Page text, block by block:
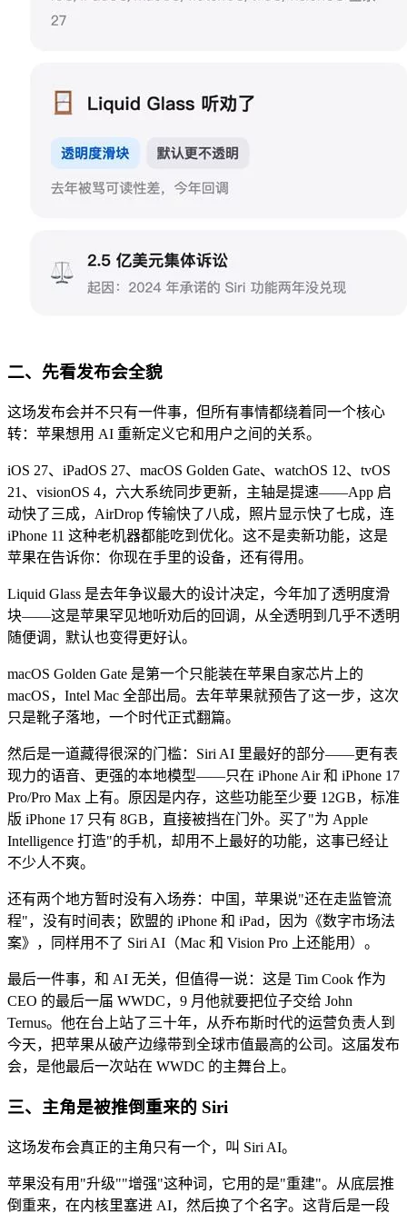
二、先看发布会全貌
这场发布会并不只有一件事，但所有事情都绕着同一个核心
转：苹果想用 AI 重新定义它和用户之间的关系。
iOS 27、iPadOS 27、macOS Golden Gate、watchOS 12、tvOS
21、visionOS 4，六大系统同步更新，主轴是提速——App 启
动快了三成，AirDrop 传输快了八成，照片显示快了七成，连
iPhone 11 这种老机器都能吃到优化。这不是卖新功能，这是
苹果在告诉你：你现在手里的设备，还有得用。
Liquid Glass 是去年争议最大的设计决定，今年加了透明度滑
块——这是苹果罕见地听劝后的回调，从全透明到几乎不透明
随便调，默认也变得更好认。
macOS Golden Gate 是第一个只能装在苹果自家芯片上的
macOS，Intel Mac 全部出局。去年苹果就预告了这一步，这次
只是靴子落地，一个时代正式翻篇。
然后是一道藏得很深的门槛：Siri AI 里最好的部分——更有表
现力的语音、更强的本地模型——只在 iPhone Air 和 iPhone 17
Pro/Pro Max 上有。原因是内存，这些功能至少要 12GB，标准
版 iPhone 17 只有 8GB，直接被挡在门外。买了"为 Apple
Intelligence 打造"的手机，却用不上最好的功能，这事已经让
不少人不爽。
还有两个地方暂时没有入场券：中国，苹果说"还在走监管流
程"，没有时间表；欧盟的 iPhone 和 iPad，因为《数字市场法
案》，同样用不了 Siri AI（Mac 和 Vision Pro 上还能用）。
最后一件事，和 AI 无关，但值得一说：这是 Tim Cook 作为
CEO 的最后一届 WWDC，9 月他就要把位子交给 John
Ternus。他在台上站了三十年，从乔布斯时代的运营负责人到
今天，把苹果从破产边缘带到全球市值最高的公司。这届发布
会，是他最后一次站在 WWDC 的主舞台上。
三、主角是被推倒重来的 Siri
这场发布会真正的主角只有一个，叫 Siri AI。
苹果没有用"升级""增强"这种词，它用的是"重建"。从底层推
倒重来，在内核里塞进 AI，然后换了个名字。这背后是一段